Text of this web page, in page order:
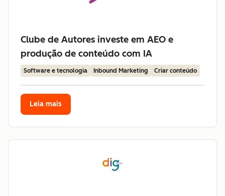
Clube de Autores investe em AEO e
produção de conteúdo com IA
Software e tecnologia Inbound Marketing Criar conteúdo
Leia mais